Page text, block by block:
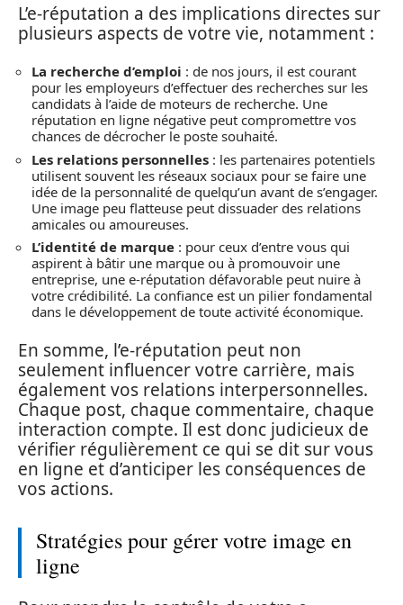
L’e-réputation a des implications directes sur
plusieurs aspects de votre vie, notamment :
La recherche d’emploi : de nos jours, il est courant
pour les employeurs d’effectuer des recherches sur les
candidats à l’aide de moteurs de recherche. Une
réputation en ligne négative peut compromettre vos
chances de décrocher le poste souhaité.
Les relations personnelles : les partenaires potentiels
utilisent souvent les réseaux sociaux pour se faire une
idée de la personnalité de quelqu’un avant de s’engager.
Une image peu flatteuse peut dissuader des relations
amicales ou amoureuses.
L’identité de marque : pour ceux d’entre vous qui
aspirent à bâtir une marque ou à promouvoir une
entreprise, une e-réputation défavorable peut nuire à
votre crédibilité. La confiance est un pilier fondamental
dans le développement de toute activité économique.
En somme, l’e-réputation peut non
seulement influencer votre carrière, mais
également vos relations interpersonnelles.
Chaque post, chaque commentaire, chaque
interaction compte. Il est donc judicieux de
vérifier régulièrement ce qui se dit sur vous
en ligne et d’anticiper les conséquences de
vos actions.
Stratégies pour gérer votre image en
ligne